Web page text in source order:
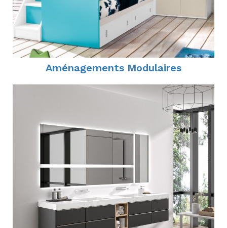
Aménagements Modulaires